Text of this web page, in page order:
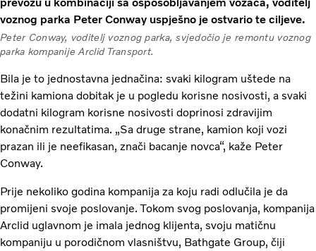
voznog parka Peter Conway uspješno je ostvario te ciljeve.
Peter Conway, voditelj voznog parka, svjedočio je remontu voznog
parka kompanije Arclid Transport.
Bila je to jednostavna jednačina: svaki kilogram uštede na
težini kamiona dobitak je u pogledu korisne nosivosti, a svaki
dodatni kilogram korisne nosivosti doprinosi zdravijim
konačnim rezultatima. „Sa druge strane, kamion koji vozi
prazan ili je neefikasan, znači bacanje novca“, kaže Peter
Conway.
Prije nekoliko godina kompanija za koju radi odlučila je da
promijeni svoje poslovanje. Tokom svog poslovanja, kompanija
Arclid uglavnom je imala jednog klijenta, svoju matičnu
kompaniju u porodičnom vlasništvu, Bathgate Group, čiji